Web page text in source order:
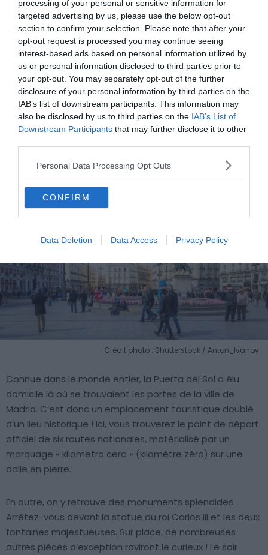
processing of your personal or sensitive information for
targeted advertising by us, please use the below opt-out
section to confirm your selection. Please note that after your
opt-out request is processed you may continue seeing
interest-based ads based on personal information utilized by
us or personal information disclosed to third parties prior to
your opt-out. You may separately opt-out of the further
disclosure of your personal information by third parties on the
IAB’s list of downstream participants. This information may
also be disclosed by us to third parties on the IAB’s List of
Downstream Participants that may further disclose it to other
Personal Data Processing Opt Outs
CONFIRM
Data Deletion Data Access Privacy Policy
d’une gare. Mais pas n’importe laquelle : la gare d’Atocha,
c’est à dire la gare centrale de la ville de Madrid ! En fait,
cette dernière abrite un jardin botanique aux plantes
rares, quasiment introuvables ailleurs. Elle héberge aussi
espèces animales comme ces fameuses tortues
devenues au fil des ans, l’attraction phare de la gare
d’Atocha !
7.Puerta del Sol
Crédit photo : Shutterstock / Anton_Ivanov
Connue dans le monde entier, la Puerta del Sol a élu
domicile là où se trouvaient les portes de la ville de
Madrid. C’est donc un emplacement touristique doublé
d’un lieu historique ! Ici, vous trouverez le point de départ
officiel de six routes nationales, matérialisé par un
marquage « kilometro cero » (kilomètre zéro) sur une
dalle en pierre.
En outre, on y retrouve des monuments splendides.
Arrêtez-vous devant la statue du roi Carlos III et les deux
fontaines majestueuses. Sur place, de nombreuses
autres pièces d’exception raviront le curieux ! Le soir